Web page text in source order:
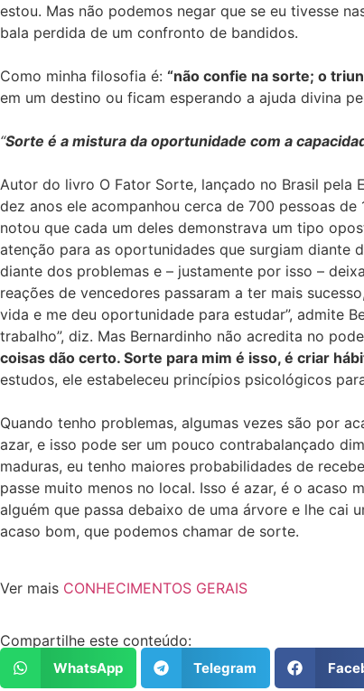
estou. Mas não podemos negar que se eu tivesse
bala perdida de um confronto de bandidos.
Como minha filosofia é: “não confie na sorte; o
em um destino ou ficam esperando a ajuda divina
“Sorte é a mistura da oportunidade com a
Autor do livro O Fator Sorte, lançado no Brasil
dez anos ele acompanhou cerca de 700 pessoas
notou que cada um deles demonstrava um tipo
atenção para as oportunidades que surgiam diante
diante dos problemas e – justamente por isso –
reações de vencedores passaram a ter mais
vida e me deu oportunidade para estudar”, admite
trabalho”, diz. Mas Bernardinho não acredita no
coisas dão certo. Sorte para mim é isso, é criar
estudos, ele estabeleceu princípios psicológicos
Quando tenho problemas, algumas vezes são por
azar, e isso pode ser um pouco contrabalançado
maduras, eu tenho maiores probabilidades de
passe muito menos no local. Isso é azar, é o acaso
alguém que passa debaixo de uma árvore e lhe cai
acaso bom, que podemos chamar de sorte.
Ver mais CONHECIMENTOS GERAIS
Compartilhe este conteúdo:
WhatsApp Telegram